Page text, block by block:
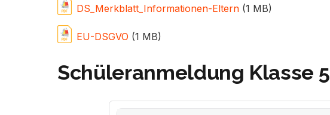
DS_Merkblatt_Informationen-Eltern (1 MB)
EU-DSGVO (1 MB)
Schüleranmeldung Klasse 5